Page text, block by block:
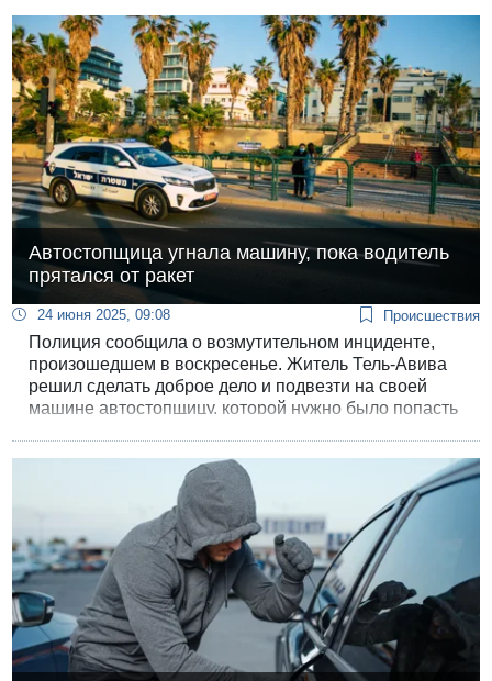
Автостопщица угнала машину, пока водитель
прятался от ракет
24 июня 2025, 09:08 Происшествия
Полиция сообщила о возмутительном инциденте,
произошедшем в воскресенье. Житель Тель-Авива
решил сделать доброе дело и подвезти на своей
машине автостопщицу, которой нужно было попасть
воспользоваться ситуацией.